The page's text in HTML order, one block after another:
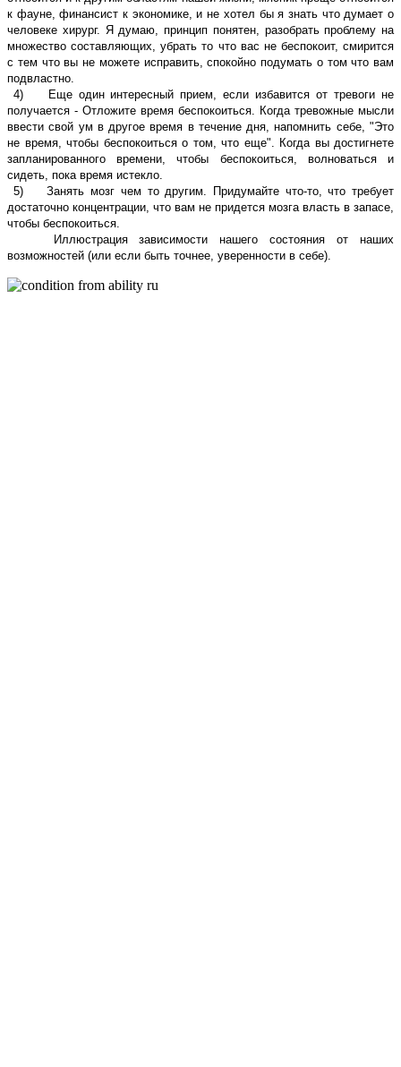
к фауне, финансист к экономике, и не хотел бы я знать что думает о
человеке хирург. Я думаю, принцип понятен, разобрать проблему на
множество составляющих, убрать то что вас не беспокоит, смирится
с тем что вы не можете исправить, спокойно подумать о том что вам
подвластно.
4) Еще один интересный прием, если избавится от тревоги не
получается - Отложите время беспокоиться. Когда тревожные мысли
ввести свой ум в другое время в течение дня, напомнить себе, "Это
не время, чтобы беспокоиться о том, что еще". Когда вы достигнете
запланированного времени, чтобы беспокоиться, волноваться и
сидеть, пока время истекло.
5) Занять мозг чем то другим. Придумайте что-то, что требует
достаточно концентрации, что вам не придется мозга власть в запасе,
чтобы беспокоиться.
Иллюстрация зависимости нашего состояния от наших
возможностей (или если быть точнее, уверенности в себе).